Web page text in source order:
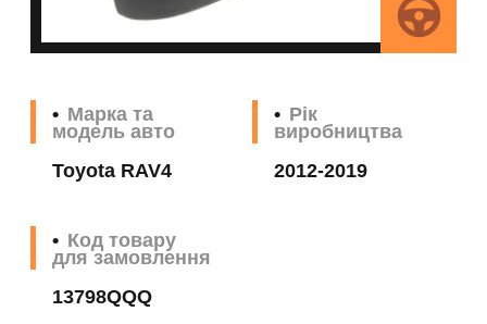
Марка та
модель авто
Toyota RAV4
Рік
виробництва
2012-2019
Код товару
для замовлення
13798QQQ